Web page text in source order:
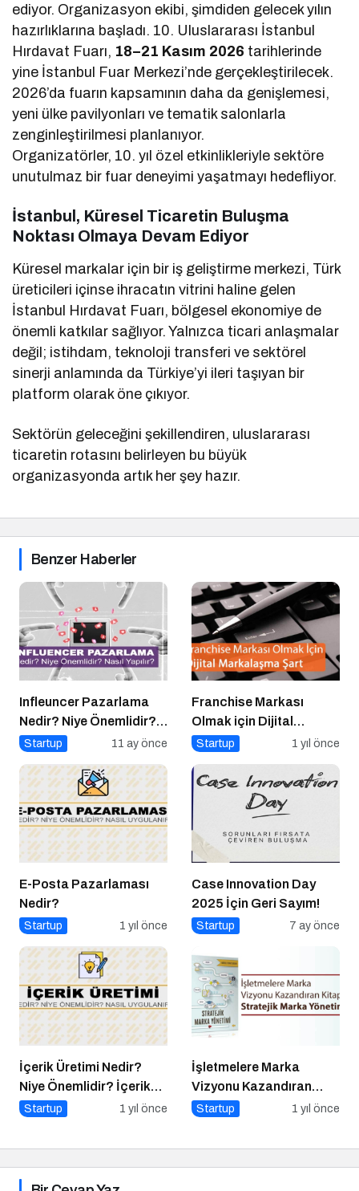
ediyor. Organizasyon ekibi, şimdiden gelecek yılın
hazırlıklarına başladı. 10. Uluslararası İstanbul
Hırdavat Fuarı, 18–21 Kasım 2026 tarihlerinde
yine İstanbul Fuar Merkezi’nde gerçekleştirilecek.
2026’da fuarın kapsamının daha da genişlemesi,
yeni ülke pavilyonları ve tematik salonlarla
zenginleştirilmesi planlanıyor.
Organizatörler, 10. yıl özel etkinlikleriyle sektöre
unutulmaz bir fuar deneyimi yaşatmayı hedefliyor.
İstanbul, Küresel Ticaretin Buluşma
Noktası Olmaya Devam Ediyor
Küresel markalar için bir iş geliştirme merkezi, Türk
üreticileri içinse ihracatın vitrini haline gelen
İstanbul Hırdavat Fuarı, bölgesel ekonomiye de
önemli katkılar sağlıyor. Yalnızca ticari anlaşmalar
değil; istihdam, teknoloji transferi ve sektörel
sinerji anlamında da Türkiye’yi ileri taşıyan bir
platform olarak öne çıkıyor.
Sektörün geleceğini şekillendiren, uluslararası
ticaretin rotasını belirleyen bu büyük
organizasyonda artık her şey hazır.
Benzer Haberler
Infleuncer Pazarlama
Nedir? Niye Önemlidir?
Influencer Pazarlama
Startup 11 ay önce
Franchise Markası
Olmak için Dijital
Markalaşma Şart
Startup 1 yıl önce
E-Posta Pazarlaması
Nedir?
Startup 1 yıl önce
Case Innovation Day
2025 İçin Geri Sayım!
Startup 7 ay önce
İçerik Üretimi Nedir?
Niye Önemlidir? İçerik
Üretimi Nasıl Yapılır?
Startup 1 yıl önce
İşletmelere Marka
Vizyonu Kazandıran
Kitap: Stratejik Marka
Startup 1 yıl önce